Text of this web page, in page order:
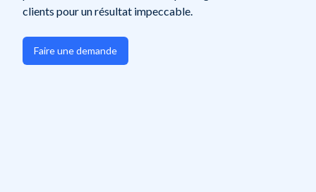
clients pour un résultat impeccable.
Faire une demande